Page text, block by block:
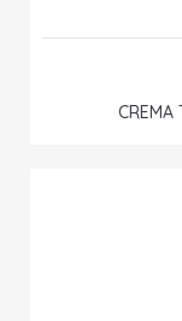
CREMA